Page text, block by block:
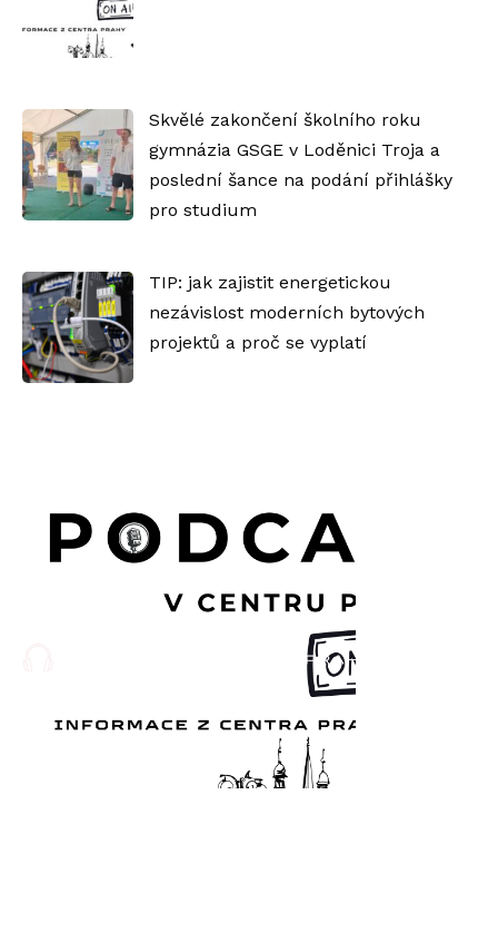
Skvělé zakončení školního roku
gymnázia GSGE v Loděnici Troja a
poslední šance na podání přihlášky
pro studium
TIP: jak zajistit energetickou
nezávislost moderních bytových
projektů a proč se vyplatí